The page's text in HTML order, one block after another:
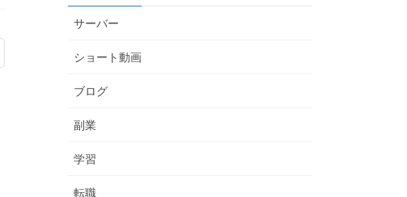
サーバー
ショート動画
ブログ
副業
学習
転職